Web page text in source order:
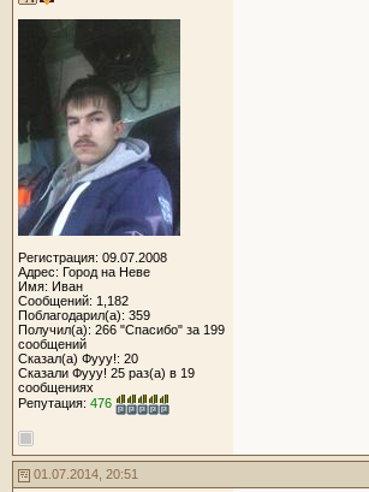
Регистрация: 09.07.2008
Адрес: Город на Неве
Имя: Иван
Сообщений: 1,182
Поблагодарил(а): 359
Получил(а): 266 "Спасибо" за 199
сообщений
Сказал(а) Фууу!: 20
Сказали Фууу! 25 раз(а) в 19
сообщениях
Репутация: 476
01.07.2014, 20:51